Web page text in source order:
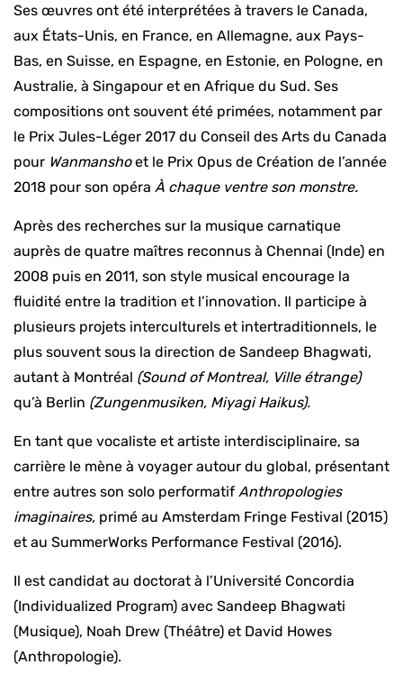
Ses œuvres ont été interprétées à travers le Canada,
aux États-Unis, en France, en Allemagne, aux Pays-
Bas, en Suisse, en Espagne, en Estonie, en Pologne, en
Australie, à Singapour et en Afrique du Sud. Ses
compositions ont souvent été primées, notamment par
le Prix Jules-Léger 2017 du Conseil des Arts du Canada
pour Wanmanshoet le Prix Opus de Création de l’année
2018 pour son opéra À chaque ventre son monstre.
Après des recherches sur la musique carnatique
auprès de quatre maîtres reconnus à Chennai (Inde) en
2008 puis en 2011, son style musical encourage la
fluidité entre la tradition et l’innovation. Il participe à
plusieurs projets interculturels et intertraditionnels, le
plus souvent sous la direction de Sandeep Bhagwati,
autant à Montréal (Sound of Montreal, Ville étrange)
qu’à Berlin (Zungenmusiken, Miyagi Haikus).
En tant que vocaliste et artiste interdisciplinaire, sa
carrière le mène à voyager autour du global, présentant
entre autres son solo performatif Anthropologies
imaginaires, primé au Amsterdam Fringe Festival (2015)
et au SummerWorks Performance Festival (2016).
Il est candidat au doctorat à l’Université Concordia
(Individualized Program) avec Sandeep Bhagwati
(Musique), Noah Drew (Théâtre) et David Howes
(Anthropologie).